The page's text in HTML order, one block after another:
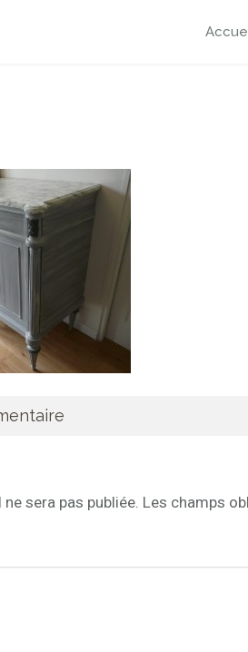
sera pas publiée. Les champs